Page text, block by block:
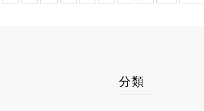
分類